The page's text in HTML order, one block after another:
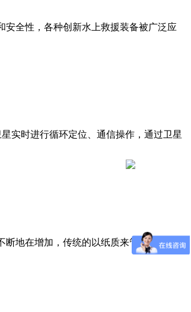
全性，各种创新水上救援装备被广泛应
实时进行循环定位、通信操作，通过卫星
地在增加，传统的以纸质来管理民警勤务